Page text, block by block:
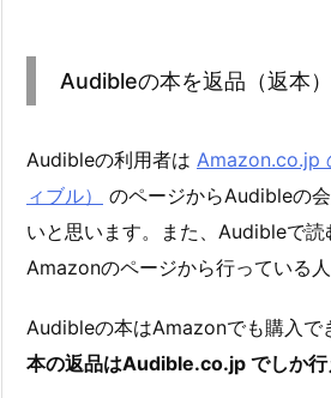
Audibleの本を返品（返本
Audibleの利用者は Amazon.co.jp
ィブル）
のページからAudibleの
いと思います。また、Audibleで読
Amazonのページから行っている人
Audibleの本はAmazonでも購入で
本の返品はAudible.co.jp でしか行